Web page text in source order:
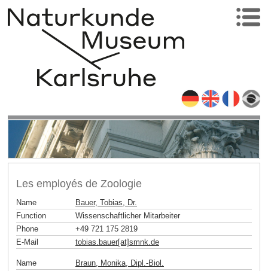
Les employés de Zoologie
Name
Bauer, Tobias, Dr.
Function
Wissenschaftlicher Mitarbeiter
Phone
+49 721 175 2819
E-Mail
tobias.bauer[at]smnk.de
Name
Braun, Monika, Dipl.-Biol.